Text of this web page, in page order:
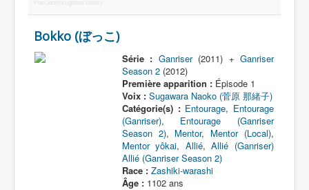
Z
Bokko (ぼっこ)
Série : Ganriser(2011) + Ganriser
Season 2(2012)
Première apparition :Épisode 1
Voix : Sugawara Naoko (菅原 那緒子)
Catégorie(s) : Entourage, Entourage
(Ganriser), Entourage (Ganriser
Season 2), Mentor, Mentor (Local),
Mentor yôkai, Allié,Allié (Ganriser)
Allié (Ganriser Season 2)
Race : Zashiki-warashi
Âge :1102 ans